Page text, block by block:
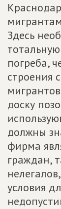
Здесь
погреба,
строения
доску
должны
фирма
граждан,
условия